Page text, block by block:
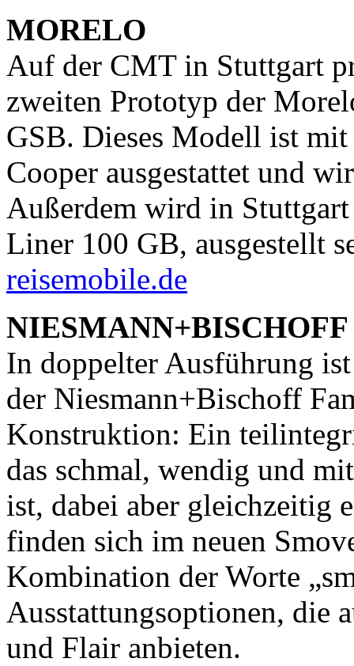
MORELO
Auf der CMT in Stuttgart
zweiten Prototyp der
GSB. Dieses Modell ist
Cooper ausgestattet und
Außerdem wird in
Liner 100 GB, ausgestellt
reisemobile.de
NIESMANN+BISCHOFF
In doppelter Ausführung
der Niesmann+Bischoff
Konstruktion: Ein
das schmal, wendig und
ist, dabei aber gleichzeitig
finden sich im neuen
Kombination der Worte
Ausstattungsoptionen, die
und Flair anbieten.